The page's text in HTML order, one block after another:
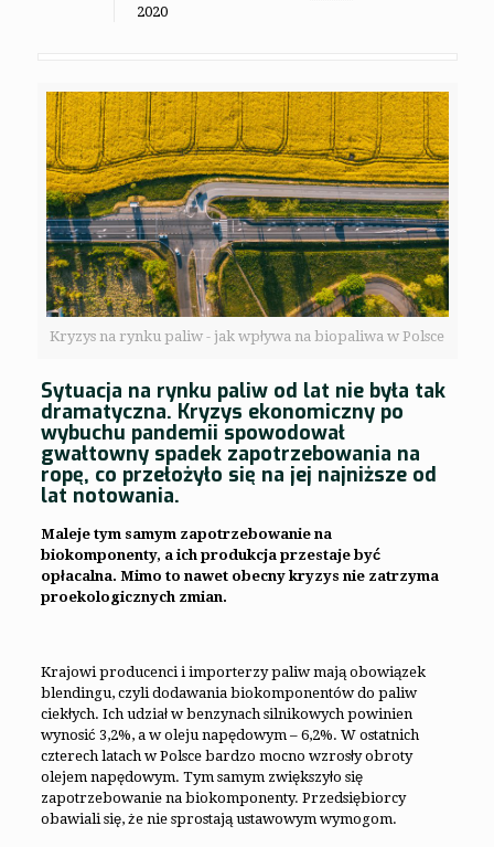
2020
Kryzys na rynku paliw - jak wpływa na biopaliwa w Polsce
Sytuacja na rynku paliw od lat nie była tak
dramatyczna. Kryzys ekonomiczny po
wybuchu pandemii spowodował
gwałtowny spadek zapotrzebowania na
ropę, co przełożyło się na jej najniższe od
lat notowania.
Maleje tym samym zapotrzebowanie na
biokomponenty, a ich produkcja przestaje być
opłacalna.Mimo to nawet obecny kryzys nie zatrzyma
proekologicznych zmian.
Krajowi producenci i importerzy paliw mają obowiązek
blendingu, czyli dodawania biokomponentów do paliw
ciekłych. Ich udział w benzynach silnikowych powinien
wynosić 3,2%, a w oleju napędowym – 6,2%. W ostatnich
czterech latach w Polsce bardzo mocno wzrosły obroty
olejem napędowym. Tym samym zwiększyło się
zapotrzebowanie na biokomponenty. Przedsiębiorcy
obawiali się, że nie sprostają ustawowym wymogom.